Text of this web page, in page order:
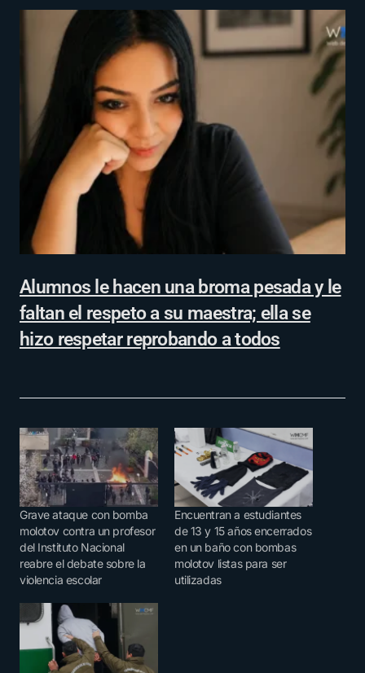
Alumnos le hacen una broma pesada y le
faltan el respeto a su maestra; ella se
hizo respetar reprobando a todos
Grave ataque con bomba
molotov contra un profesor
del Instituto Nacional
reabre el debate sobre la
violencia escolar
Encuentran a estudiantes
de 13 y 15 años encerrados
en un baño con bombas
molotov listas para ser
utilizadas